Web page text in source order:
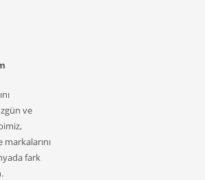
ve
fark